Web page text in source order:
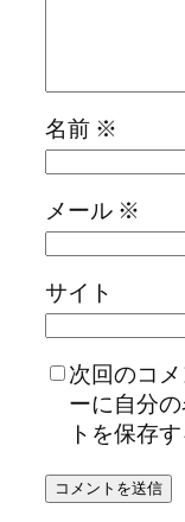
名前 ※
メール ※
サイト
次回のコ
ーに自分
トを保存す